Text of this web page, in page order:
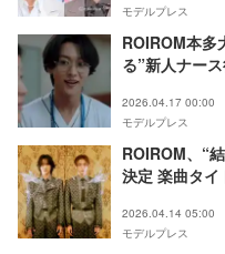
モデルプレス
ROIROM本多
る”新人ナー
2026.04.17 00:00
モデルプレス
ROIROM、“
決定 楽曲タイ
2026.04.14 05:00
モデルプレス